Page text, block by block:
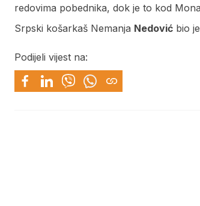
redovima pobednika, dok je to kod
Srpski košarkaš Nemanja Nedović bio
Podijeli vijest na: